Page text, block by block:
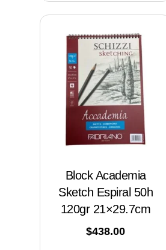
Block Academia
Sketch Espiral 50h
120gr 21×29.7cm
$438.00